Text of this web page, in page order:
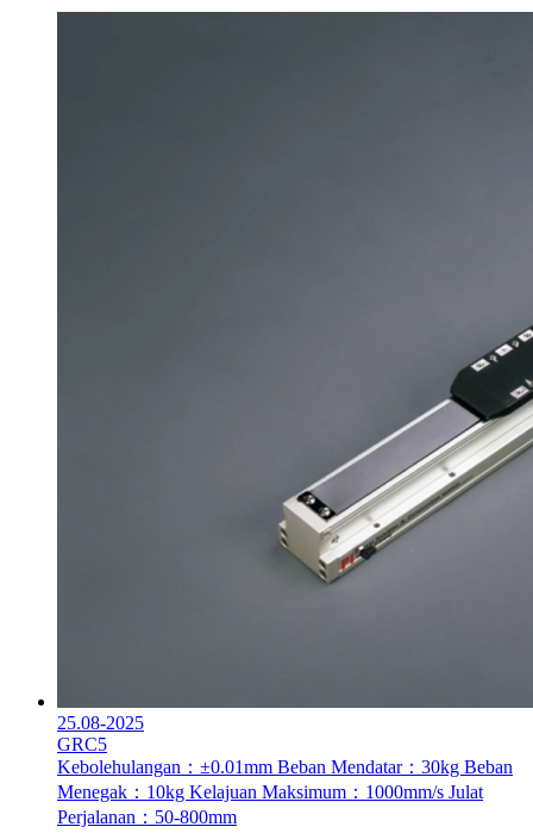
25.08-2025
GRC5
Kebolehulangan：±0.01mm Beban Mendatar：30kg Beban
Menegak：10kg Kelajuan Maksimum：1000mm/s Julat
Perjalanan：50-800mm